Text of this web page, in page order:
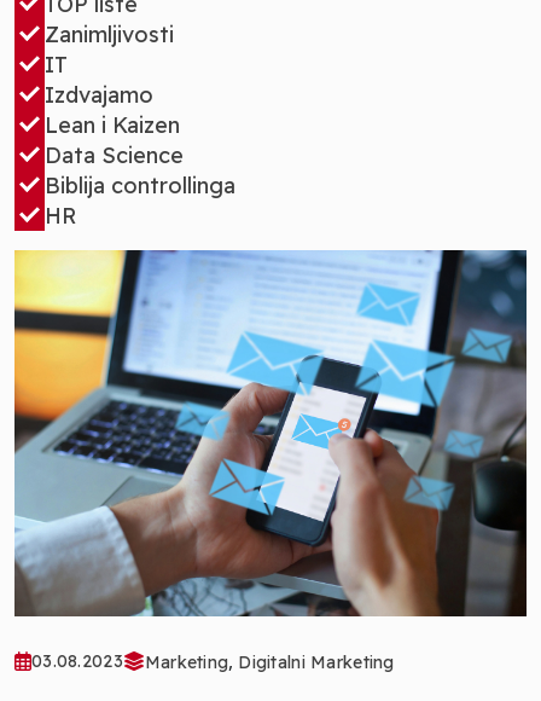
Zanimljivosti
IT
Izdvajamo
Lean i Kaizen
Data Science
Biblija controllinga
HR
03.08.2023 Marketing, Digitalni Marketing